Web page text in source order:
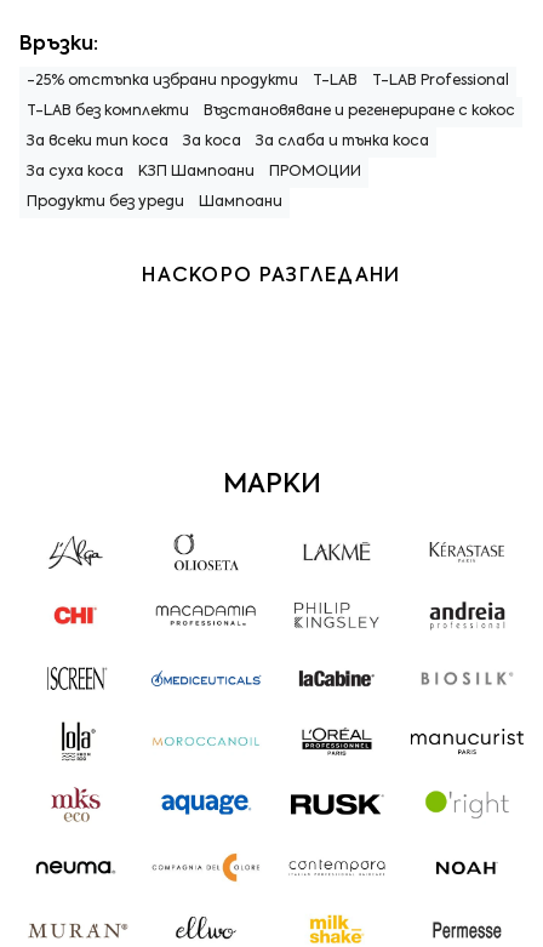
Връзки:
-25% отстъпка избрани продукти T-LAB T-LAB Professional
T-LAB без комплекти Възстановяване и регенериране с кокос
За всеки тип коса За коса За слаба и тънка коса
За суха коса КЗП Шампоани ПРОМОЦИИ
Продукти без уреди Шампоани
НАСКОРО РАЗГЛЕДАНИ
МАРКИ